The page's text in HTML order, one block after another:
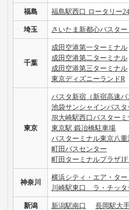
福島 福島駅西口 ロータリー
埼玉 さいたま新都心バスタ
千葉
成田空港第一ターミナル
成田空港第二ターミナル
成田空港第三ターミナル
東京ディズニーランドR
東京
バスタ新宿（新宿高速バ
池袋サンシャインバス
JR大崎駅西口バスター
東京駅 鍛冶橋駐車場
バスターミナル東京八重
町田バスセンター
町田ターミナルプラザ
神奈川
横浜シティ・エア・タ
川崎駅東口 ラ・チッタ
新潟 新潟駅南口 長岡駅大